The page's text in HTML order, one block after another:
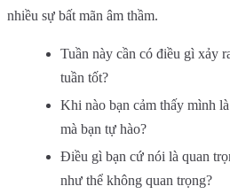
nhiều sự bất mãn âm thầm.
Tuần này cần có điều gì xảy
tuần tốt?
Khi nào bạn cảm thấy mình
mà bạn tự hào?
Điều gì bạn cứ nói là quan
như thể không quan trọng?